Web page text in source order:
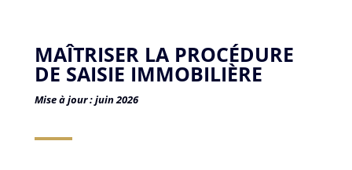
MAÎTRISER LA PROCÉDURE
DE SAISIE IMMOBILIÈRE
Mise à jour : juin 2026